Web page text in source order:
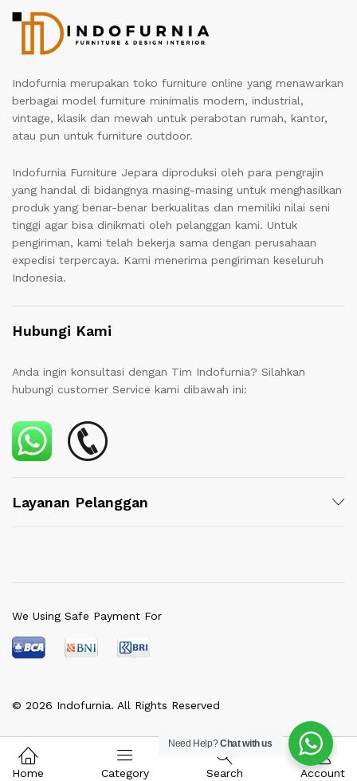
Indofurnia merupakan toko furniture online yang menawarkan
berbagai model furniture minimalis modern, industrial,
vintage, klasik dan mewah untuk perabotan rumah, kantor,
atau pun untuk furniture outdoor.
Indofurnia Furniture Jepara diproduksi oleh para pengrajin
yang handal di bidangnya masing-masing untuk menghasilkan
produk yang benar-benar berkualitas dan memiliki nilai seni
tinggi agar bisa dinikmati oleh pelanggan kami. Untuk
pengiriman, kami telah bekerja sama dengan perusahaan
expedisi terpercaya. Kami menerima pengiriman keseluruh
Indonesia.
Hubungi Kami
Anda ingin konsultasi dengan Tim Indofurnia? Silahkan
hubungi customer Service kami dibawah ini:
Layanan Pelanggan
© 2026 Indofurnia. All Rights Reserved
We Using Safe Payment For
Need Help?Chat with us
Home Category Search Account